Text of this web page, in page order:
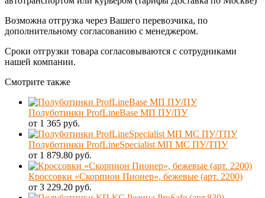
Возможна отгрузка через Вашего перевозчика, по
дополнительному согласованию с менеджером.
Сроки отгрузки товара согласовываются с сотрудниками
нашей компании.
Смотрите также
Полуботинки ProfLineBase МП ПУ/ПУ
от 1 365 руб.
Полуботинки ProfLineSpecialist МП МС ПУ/ТПУ
от 1 879.80 руб.
Кроссовки «Скорпион Пионер», бежевые (арт. 2200)
от 3 229.20 руб.